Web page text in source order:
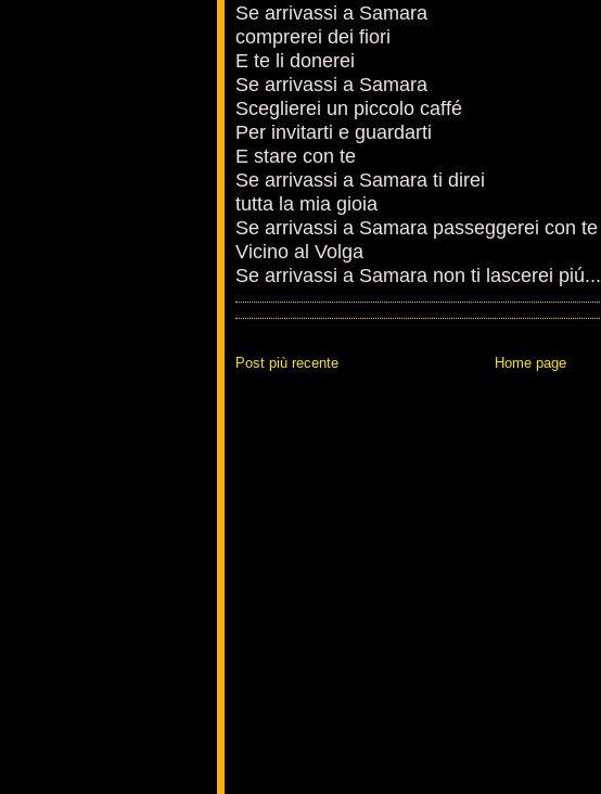
Se arrivassi a Samara
comprerei dei fiori
E te li donerei
Se arrivassi a Samara
Sceglierei un piccolo caffé
Per invitarti e guardarti
E stare con te
Se arrivassi a Samara ti direi
tutta la mia gioia
Se arrivassi a Samara passeggerei con te
Vicino al Volga
Se arrivassi a Samara non ti lascerei piú...
Post più recente Home page